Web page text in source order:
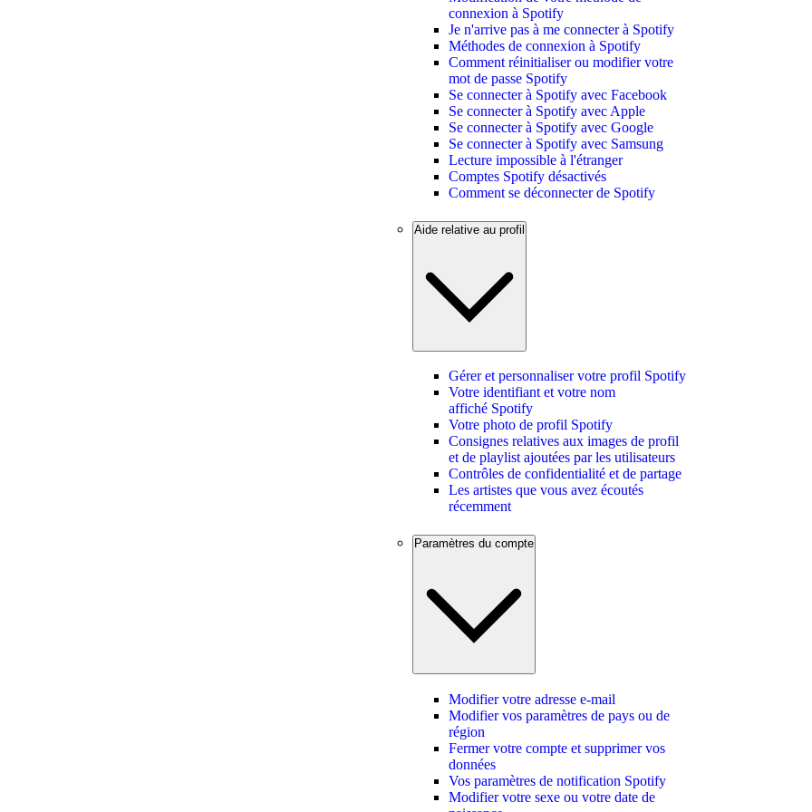
connexion à Spotify
Je n'arrive pas à me connecter à Spotify
Méthodes de connexion à Spotify
Comment réinitialiser ou modifier votre
mot de passe Spotify
Se connecter à Spotify avec Facebook
Se connecter à Spotify avec Apple
Se connecter à Spotify avec Google
Se connecter à Spotify avec Samsung
Lecture impossible à l'étranger
Comptes Spotify désactivés
Comment se déconnecter de Spotify
Aide relative au profil
Gérer et personnaliser votre profil Spotify
Votre identifiant et votre nom
affiché Spotify
Votre photo de profil Spotify
Consignes relatives aux images de profil
et de playlist ajoutées par les utilisateurs
Contrôles de confidentialité et de partage
Les artistes que vous avez écoutés
récemment
Paramètres du compte
Modifier votre adresse e-mail
Modifier vos paramètres de pays ou de
région
Fermer votre compte et supprimer vos
données
Vos paramètres de notification Spotify
Modifier votre sexe ou votre date de